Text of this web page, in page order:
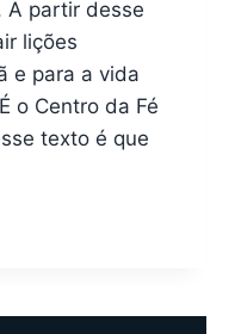
A partir desse
lições
e para a vida
o Centro da Fé
texto é que